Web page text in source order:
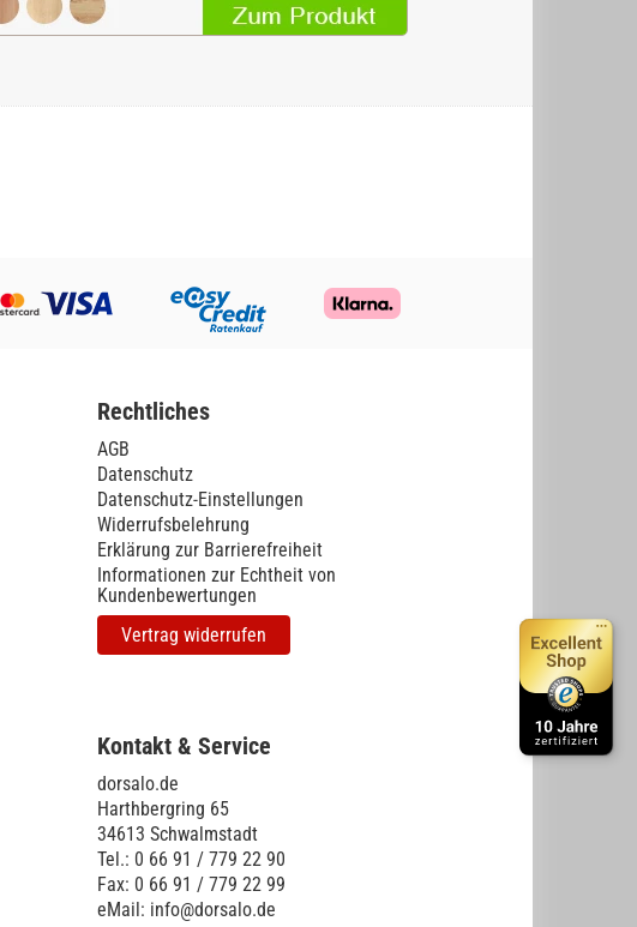
Rechtliches
AGB
Datenschutz
Datenschutz-Einstellungen
Widerrufsbelehrung
Erklärung zur Barrierefreiheit
Informationen zur Echtheit von
Kundenbewertungen
Vertrag widerrufen
Kontakt & Service
dorsalo.de
Harthbergring 65
34613 Schwalmstadt
Tel.: 0 66 91 / 779 22 90
Fax: 0 66 91 / 779 22 99
eMail: info@dorsalo.de